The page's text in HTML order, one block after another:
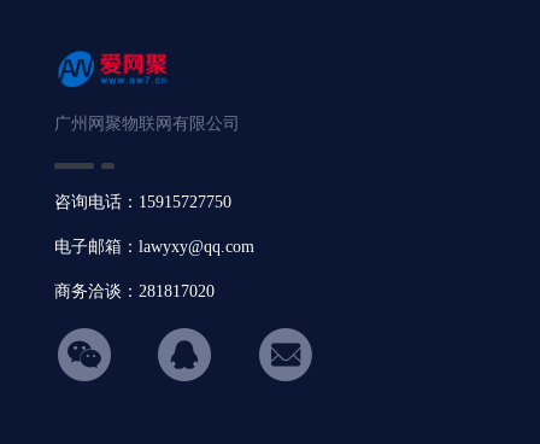
广州网聚物联网有限公司
咨询电话：15915727750
电子邮箱：lawyxy@qq.com
商务洽谈：281817020
hicon34